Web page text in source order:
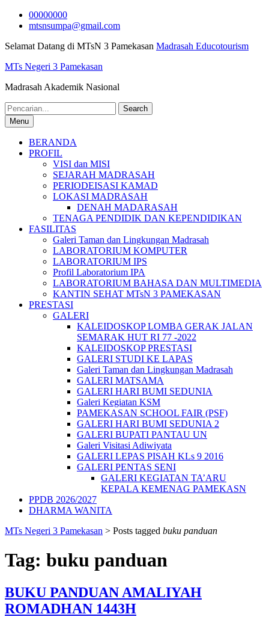
Skip
00000000
mtsnsumpa@gmail.com
Selamat Datang di MTsN 3 Pamekasan Madrasah Educotourism
MTs Negeri 3 Pamekasan
Madrasah Akademik Nasional
Search
for:Menu
BERANDA
PROFIL
VISI dan MISI
SEJARAH MADRASAH
PERIODEISASI KAMAD
LOKASI MADRASAH
DENAH MADARASAH
TENAGA PENDIDIK DAN KEPENDIDIKAN
FASILITAS
Galeri Taman dan Lingkungan Madrasah
LABORATORIUM KOMPUTER
LABORATORIUM IPS
Profil Laboratorium IPA
LABORATORIUM BAHASA DAN MULTIMEDIA
KANTIN SEHAT MTsN 3 PAMEKASAN
PRESTASI
GALERI
KALEIDOSKOP LOMBA GERAK JALAN
SEMARAK HUT RI 77 -2022
KALEIDOSKOP PRESTASI
GALERI STUDI KE LAPAS
Galeri Taman dan Lingkungan Madrasah
GALERI MATSAMA
GALERI HARI BUMI SEDUNIA
Galeri Kegiatan KSM
PAMEKASAN SCHOOL FAIR (PSF)
GALERI HARI BUMI SEDUNIA 2
GALERI BUPATI PANTAU UN
Galeri Visitasi Adiwiyata
GALERI LEPAS PISAH KLs 9 2016
GALERI PENTAS SENI
GALERI KEGIATAN TA’ARU
KEPALA KEMENAG PAMEKASN
PPDB 2026/2027
DHARMA WANITA
MTs Negeri 3 Pamekasan > Posts tagged buku panduan
Tag: buku panduan
BUKU PANDUAN AMALIYAH
ROMADHAN 1443H